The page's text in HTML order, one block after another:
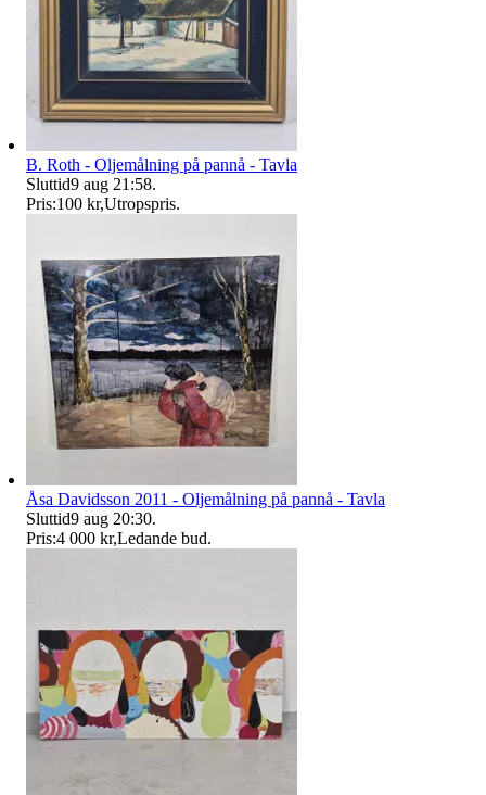
B. Roth - Oljemålning på pannå - Tavla
Sluttid9 aug 21:58.
Pris:100 kr,Utropspris.
Åsa Davidsson 2011 - Oljemålning på pannå - Tavla
Sluttid9 aug 20:30.
Pris:4 000 kr,Ledande bud.